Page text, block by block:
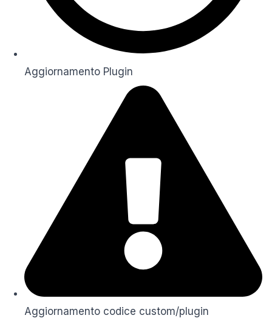
Aggiornamento Plugin
Aggiornamento codice custom/plugin